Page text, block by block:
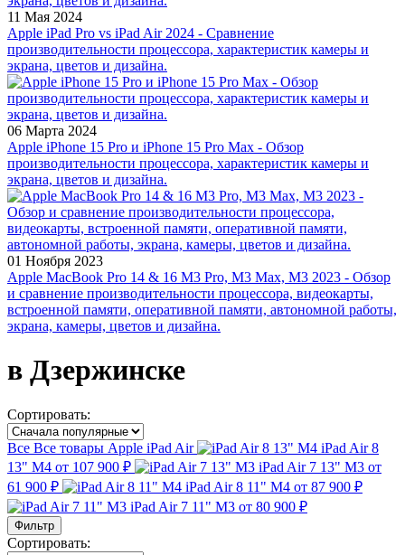
11 Мая 2024
Apple iPad Pro vs iPad Air 2024 - Сравнение
производительности процессора, характеристик камеры и
экрана, цветов и дизайна.
06 Марта 2024
Apple iPhone 15 Pro и iPhone 15 Pro Max - Обзор
производительности процессора, характеристик камеры и
экрана, цветов и дизайна.
01 Ноября 2023
Apple MacBook Pro 14 & 16 M3 Pro, M3 Max, M3 2023 - Обзор
и сравнение производительности процессора, видеокарты,
встроенной памяти, оперативной памяти, автономной работы,
экрана, камеры, цветов и дизайна.
в Дзержинске
Сортировать:
Все Все товары Apple iPad Air
iPad Air 8
13" M4 от 107 900 ₽ iPad Air 7 13" M3 от
61 900 ₽
iPad Air 8 11" M4 от 87 900 ₽
iPad Air 7 11" M3 от 80 900 ₽
Фильтр
Сортировать: